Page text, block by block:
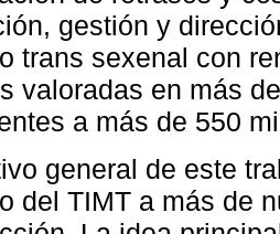
gestión y
trans sexenal con
valoradas en más
a más de 550
general de este
del TIMT a más de